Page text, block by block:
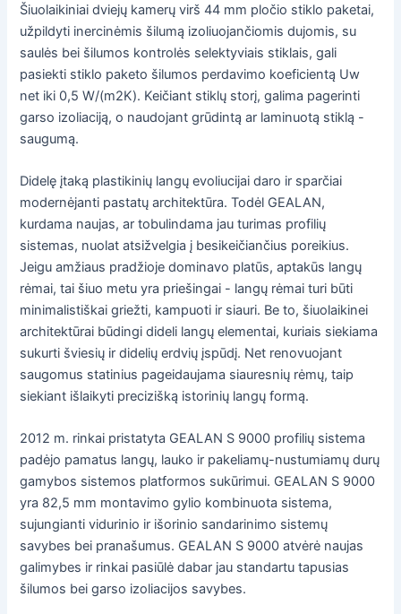
Šiuolaikiniai dviejų kamerų virš 44 mm pločio stiklo paketai,
užpildyti inercinėmis šilumą izoliuojančiomis dujomis, su
saulės bei šilumos kontrolės selektyviais stiklais, gali
pasiekti stiklo paketo šilumos perdavimo koeficientą Uw
net iki 0,5 W/(m2K). Keičiant stiklų storį, galima pagerinti
garso izoliaciją, o naudojant grūdintą ar laminuotą stiklą -
saugumą.
Didelę įtaką plastikinių langų evoliucijai daro ir sparčiai
modernėjanti pastatų architektūra. Todėl GEALAN,
kurdama naujas, ar tobulindama jau turimas profilių
sistemas, nuolat atsižvelgia į besikeičiančius poreikius.
Jeigu amžiaus pradžioje dominavo platūs, aptakūs langų
rėmai, tai šiuo metu yra priešingai - langų rėmai turi būti
minimalistiškai griežti, kampuoti ir siauri. Be to, šiuolaikinei
architektūrai būdingi dideli langų elementai, kuriais siekiama
sukurti šviesių ir didelių erdvių įspūdį. Net renovuojant
saugomus statinius pageidaujama siauresnių rėmų, taip
siekiant išlaikyti precizišką istorinių langų formą.
2012 m. rinkai pristatyta GEALAN S 9000 profilių sistema
padėjo pamatus langų, lauko ir pakeliamų-nustumiamų durų
gamybos sistemos platformos sukūrimui. GEALAN S 9000
yra 82,5 mm montavimo gylio kombinuota sistema,
sujungianti vidurinio ir išorinio sandarinimo sistemų
savybes bei pranašumus. GEALAN S 9000 atvėrė naujas
galimybes ir rinkai pasiūlė dabar jau standartu tapusias
šilumos bei garso izoliacijos savybes.